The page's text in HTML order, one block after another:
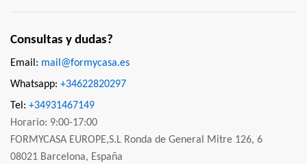
Consultas y dudas?
Email: mail@formycasa.es
Whatsapp: +34622820297
Tel: +34931467149
Horario: 9:00-17:00
FORMYCASA EUROPE,S.L Ronda de General Mitre 126, 6
08021 Barcelona, España